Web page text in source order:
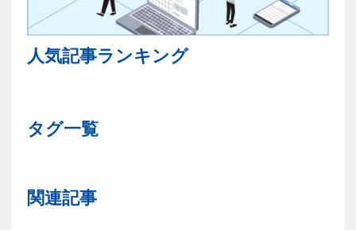
人気記事ランキング
タグ一覧
関連記事